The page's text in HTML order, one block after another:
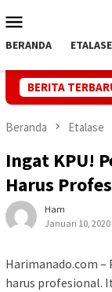
ke
kontenMobile
BERANDA ETALASE
BERITA
Jaga Listrik
Beranda Etalase
Ingat KPU!
Harus
Ham
Januari 10, 2020
Harimanado.com –
harus profesional.